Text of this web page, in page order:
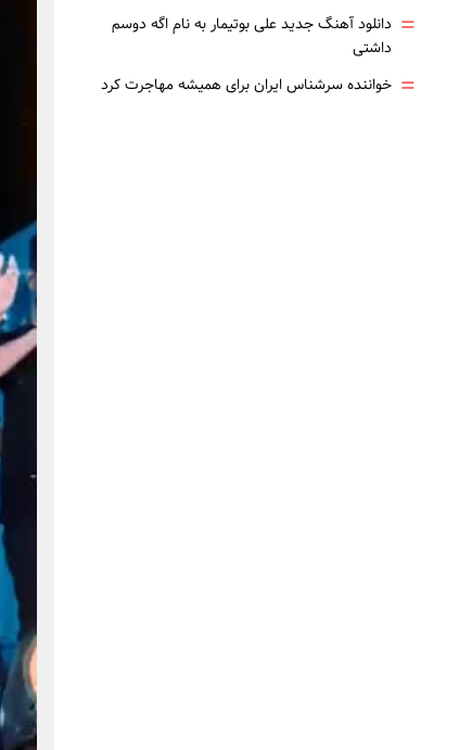
= دانلود آهنگ جدید علی بوتیمار به نام اگه دوسم
داشتی
= خواننده سرشناس ایران برای همیشه مهاجرت کرد